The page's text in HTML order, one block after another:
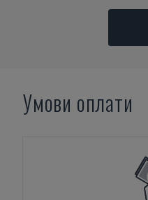
Умови оплати